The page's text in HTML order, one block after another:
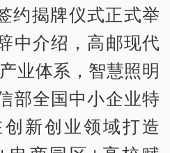
约揭牌仪式正式举
中介绍，高邮现代
业体系，智慧照明
部全国中小企业特
新创业领域打造